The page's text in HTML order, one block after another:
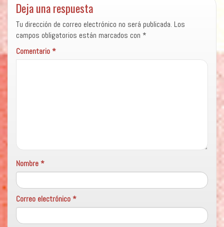
Deja una respuesta
Tu dirección de correo electrónico no será publicada. Los
campos obligatorios están marcados con *
Comentario*
Nombre *
Correo electrónico *